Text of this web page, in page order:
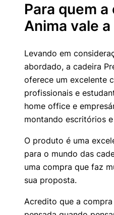
Para quem
Anima vale a
Levando em
abordado, a cadeira
oferece um excelente
profissionais e
home office e
montando escritórios
O produto é uma
para o mundo das
uma compra que faz
sua proposta.
Acredito que a